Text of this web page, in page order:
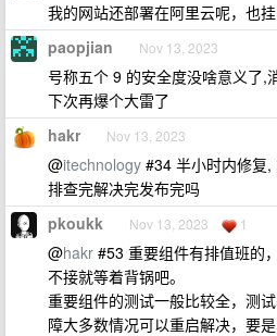
我的网站还部署在阿里云呢，也挂
paopjian Nov 13, 2023
号称五个 9 的安全度没啥意义了,
下次再爆个大雷了
hakr Nov 13, 2023
@itechnology #34 半小时内修复
排查完解决完发布完吗
pkoukk Nov 13, 2023 1
@hakr #53 重要组件有排值班的
不接就等着背锅吧。
重要组件的测试一般比较全，测
障大多数情况可以重启解决，要